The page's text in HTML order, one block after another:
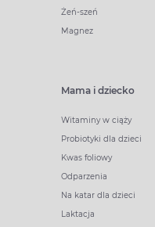
Żeń-szeń
Magnez
Mama i dziecko
Witaminy w ciąży
Probiotyki dla dzieci
Kwas foliowy
Odparzenia
Na katar dla dzieci
Laktacja